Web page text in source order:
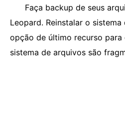
Faça backup de seus
Leopard. Reinstalar o
opção de último recurso para
sistema de arquivos são